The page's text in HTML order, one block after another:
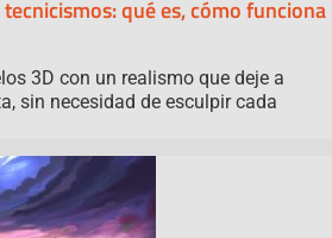
qué es, cómo funciona
3D con un realismo que deje a
sin necesidad de esculpir cada